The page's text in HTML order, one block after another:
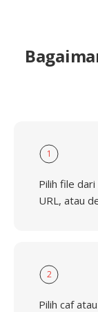
1
Pilih file
URL, atau
2
Pilih caf